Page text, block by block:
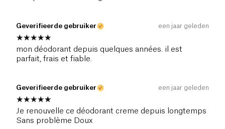
Geverifieerde gebruiker een jaar geleden
mon déodorant depuis quelques années. il est
parfait, frais et fiable.
Geverifieerde gebruiker een jaar geleden
Je renouvelle ce déodorant creme depuis longtemps
Sans problème Doux